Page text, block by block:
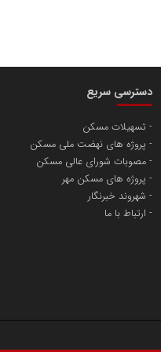
دسترسی سریع
تسهیلات مسکن
پروژه های نهضت ملی مسکن
مصوبات شورای عالی مسکن
پروژه های مسکن مهر
شهروند خبرنگار
ارتباط با ما